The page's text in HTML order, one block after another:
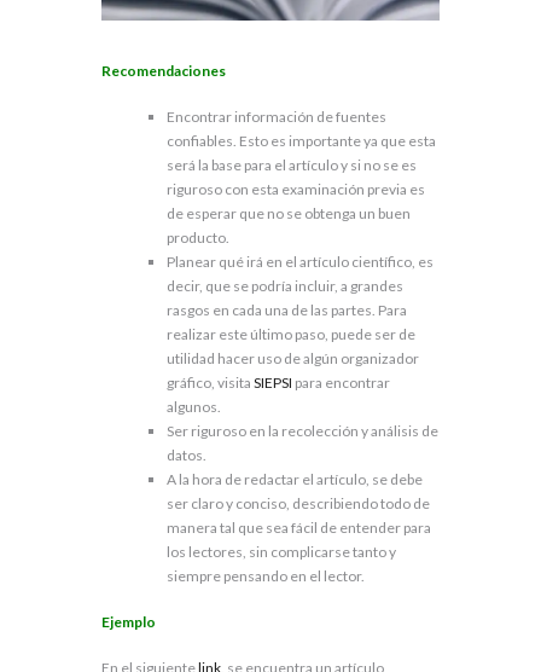
Recomendaciones
Encontrar información de fuentes
confiables. Esto es importante ya que esta
será la base para el artículo y si no se es
riguroso con esta examinación previa es
de esperar que no se obtenga un buen
producto.
Planear qué irá en el artículo científico, es
decir, que se podría incluir, a grandes
rasgos en cada una de las partes. Para
realizar este último paso, puede ser de
utilidad hacer uso de algún organizador
gráfico, visita SIEPSI para encontrar
algunos.
Ser riguroso en la recolección y análisis de
datos.
A la hora de redactar el artículo, se debe
ser claro y conciso, describiendo todo de
manera tal que sea fácil de entender para
los lectores, sin complicarse tanto y
siempre pensando en el lector.
Ejemplo
En el siguientelink, se encuentra un artículo